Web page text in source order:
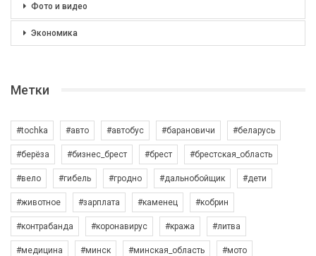
Фото и видео
Экономика
Метки
#tochka #авто #автобус #барановичи #беларусь
#берёза #бизнес_брест #брест #брестская_область
#вело #гибель #гродно #дальнобойщик #дети
#животное #зарплата #каменец #кобрин
#контрабанда #коронавирус #кража #литва
#медицина #минск #минская_область #мото